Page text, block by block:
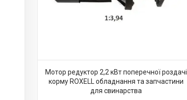
Мотор редуктор 2,2 кВт поперечної роздачі
корму ROXELL обладнання та запчастини
для свинарства